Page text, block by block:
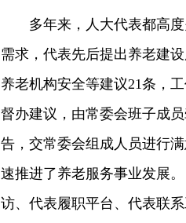
多年来，人大代表都高度
需求，代表先后提出养老建
养老机构安全等建议21条，
督办建议，由常委会班子成
告，交常委会组成人员进行
速推进了养老服务事业发展
访、代表履职平台、代表联